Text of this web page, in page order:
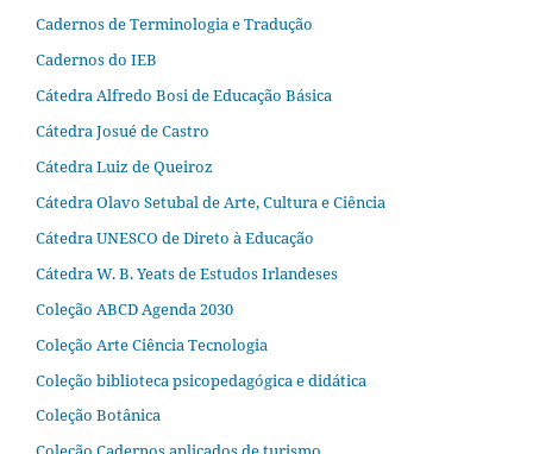
Cadernos de Terminologia e Tradução
Cadernos do IEB
Cátedra Alfredo Bosi de Educação Básica
Cátedra Josué de Castro
Cátedra Luiz de Queiroz
Cátedra Olavo Setubal de Arte, Cultura e Ciência
Cátedra UNESCO de Direto à Educação
Cátedra W. B. Yeats de Estudos Irlandeses
Coleção ABCD Agenda 2030
Coleção Arte Ciência Tecnologia
Coleção biblioteca psicopedagógica e didática
Coleção Botânica